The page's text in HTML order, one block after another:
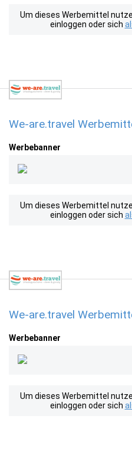
Um dieses Werbemittel
einloggen oder sich
We-are.travel
Werbebanner
Um dieses Werbemittel
einloggen oder sich
We-are.travel
Werbebanner
Um dieses Werbemittel
einloggen oder sich